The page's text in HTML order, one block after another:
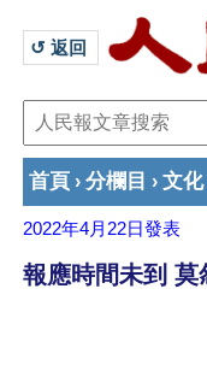
↺ 返回
首頁 › 分欄目 › 文化
2022年4月22日發表
報應時間未到 莫